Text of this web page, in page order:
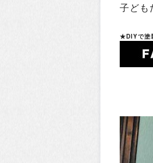
子ども
★DIYで塗